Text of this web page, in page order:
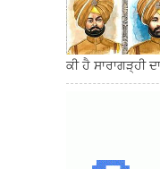
ਕੀ ਹੈ ਸਾਰਾਗੜ੍ਹੀ